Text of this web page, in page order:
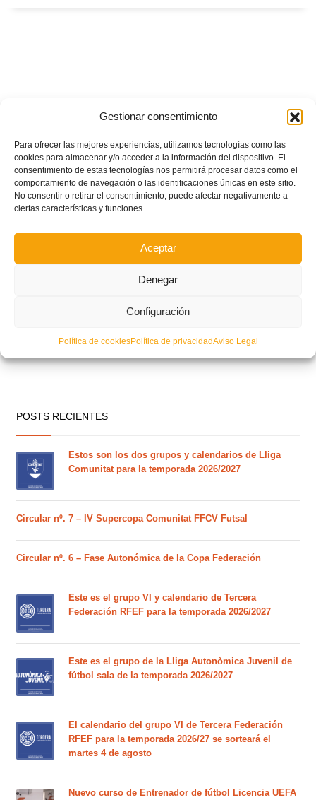
Gestionar consentimiento
Para ofrecer las mejores experiencias, utilizamos tecnologías como las
cookies para almacenar y/o acceder a la información del dispositivo. El
consentimiento de estas tecnologías nos permitirá procesar datos como el
comportamiento de navegación o las identificaciones únicas en este sitio.
No consentir o retirar el consentimiento, puede afectar negativamente a
ciertas características y funciones.
Aceptar
Denegar
Configuración
Política de cookiesPolítica de privacidadAviso Legal
POSTS RECIENTES
Estos son los dos grupos y calendarios de Lliga
Comunitat para la temporada 2026/2027
Circular nº. 7 – IV Supercopa Comunitat FFCV Futsal
Circular nº. 6 – Fase Autonómica de la Copa Federación
Este es el grupo VI y calendario de Tercera
Federación RFEF para la temporada 2026/2027
Este es el grupo de la Lliga Autonòmica Juvenil de
fútbol sala de la temporada 2026/2027
El calendario del grupo VI de Tercera Federación
RFEF para la temporada 2026/27 se sorteará el
martes 4 de agosto
Nuevo curso de Entrenador de fútbol Licencia UEFA